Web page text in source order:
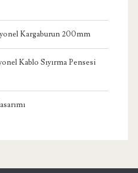
Kargaburun 200mm
Kablo Sıyırma Pensesi